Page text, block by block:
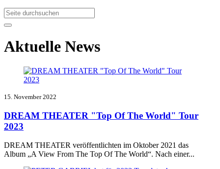
Aktuelle News
15. November 2022
DREAM THEATER "Top Of The World" Tour
2023
DREAM THEATER veröffentlichten im Oktober 2021 das
Album „A View From The Top Of The World“. Nach einer...